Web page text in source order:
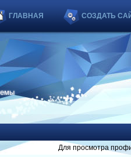
ГЛАВНАЯ СОЗДАТЬ
Для просмотра